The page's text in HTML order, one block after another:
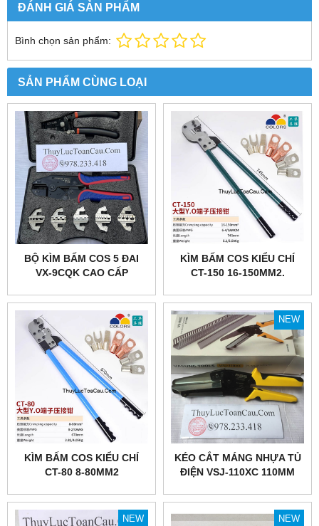
ĐÁNH GIÁ SẢN PHẨM
Bình chọn sản phẩm:
SẢN PHẨM CÙNG LOẠI
BỘ KÌM BẤM COS 5 ĐAI
VX-9CQK CAO CẤP
KÌM BẤM COS KIỂU CHÍ
CT-150 16-150MM2.
KÌM BẤM COS KIỂU CHÍ
CT-80 8-80MM2
NEW
KÉO CẮT MÁNG NHỰA TỦ
ĐIỆN VSJ-110XC 110MM
NEW NEW